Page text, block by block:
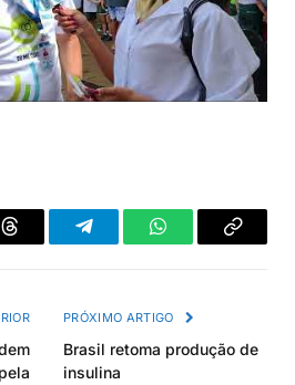
Threads TelegramWhatsAppCopiar
PRÓXIMO ARTIGO
Brasil retoma produção de
insulina